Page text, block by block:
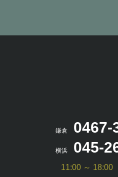
鎌倉 0467-
横浜 045-
11:00 ～ 18:00